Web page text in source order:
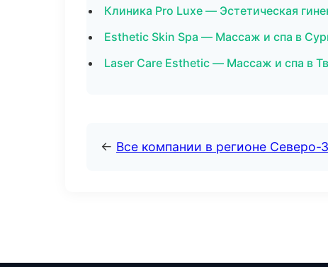
Клиника Pro Luxe — Эстетическая
Esthetic Skin Spa — Массаж и спа в
Laser Care Esthetic — Массаж и спа в
← Все компании в регионе